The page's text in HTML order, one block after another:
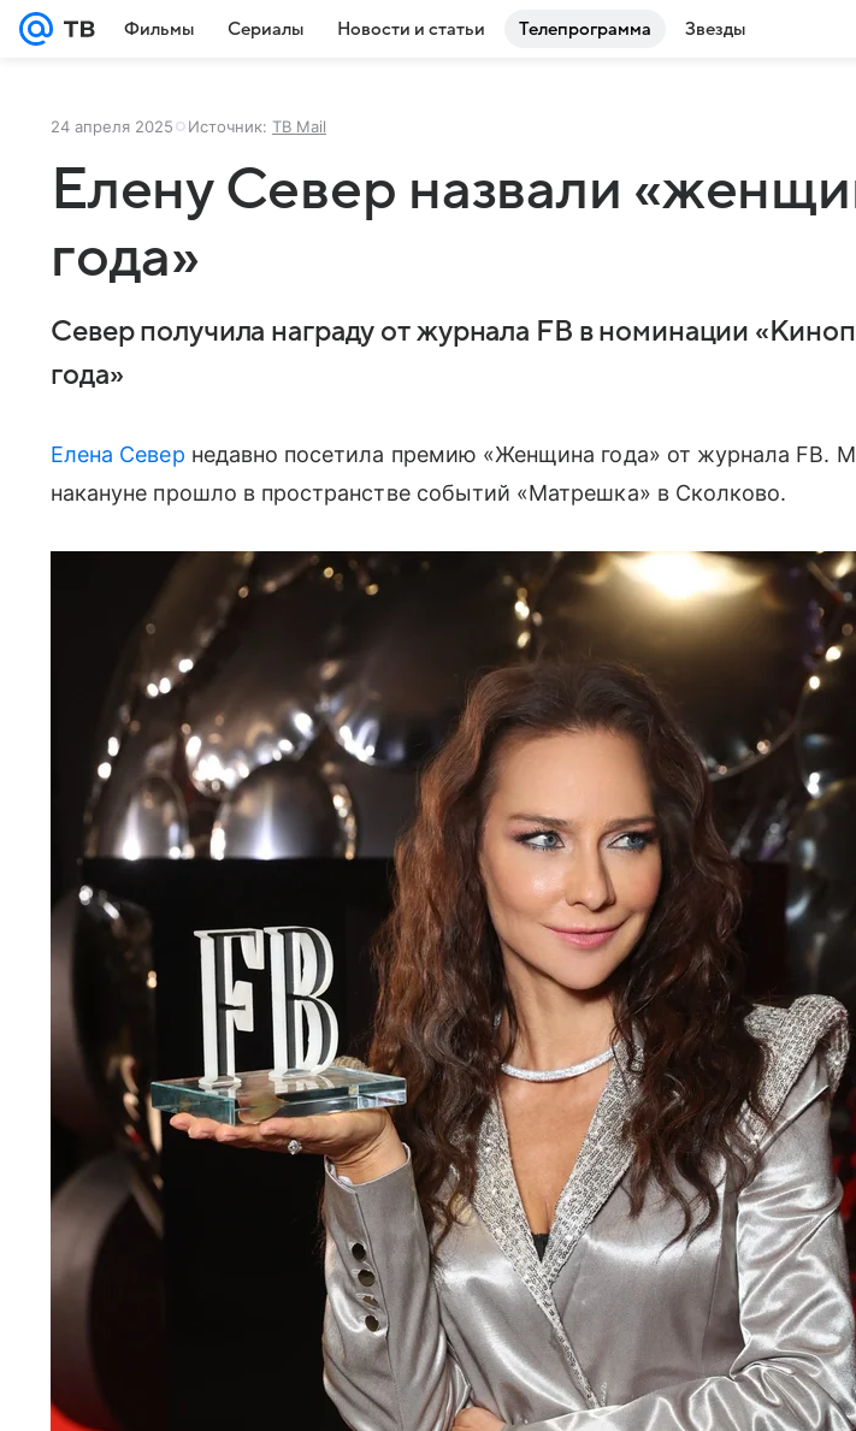
Фильмы Сериалы Новости и статьи Телепрограмма Звезды
24 апреля 2025 Источник: ТВ Mail
Елену Север назвали
года»
Север получила награду от журнала FB в номинации
года»
Елена Север недавно посетила премию «Женщина года» от журнала FB.
накануне прошло в пространстве событий «Матрешка» в Сколково.